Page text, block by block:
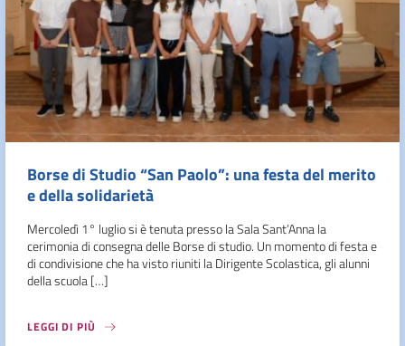
Borse di Studio “San Paolo”: una festa del merito
e della solidarietà
Mercoledì 1° luglio si è tenuta presso la Sala Sant’Anna la
cerimonia di consegna delle Borse di studio. Un momento di festa e
di condivisione che ha visto riuniti la Dirigente Scolastica, gli alunni
della scuola […]
LEGGI DI PIÙ